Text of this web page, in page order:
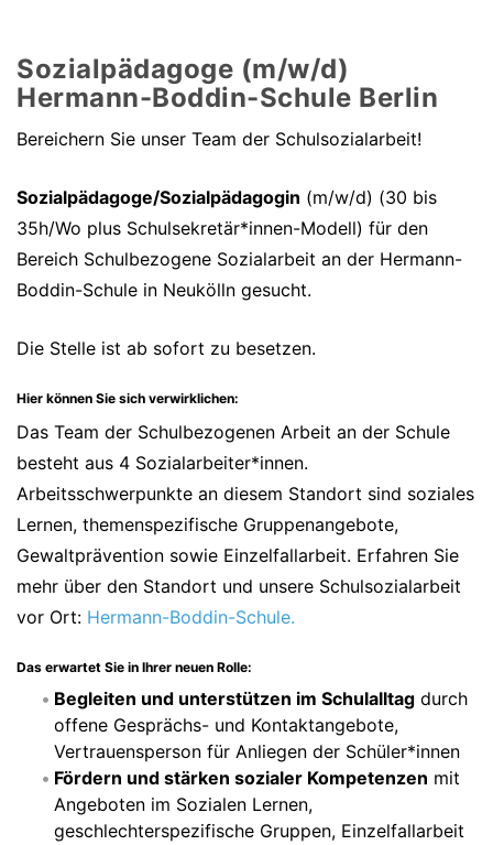
Sozialpädagoge (m/w/d)
Hermann-Boddin-Schule Berlin
Bereichern Sie unser Team der Schulsozialarbeit!
Sozialpädagoge/Sozialpädagogin (m/w/d) (30 bis
35h/Wo plus Schulsekretär*innen-Modell) für den
Bereich Schulbezogene Sozialarbeit an der Hermann-
Boddin-Schule in Neukölln gesucht.
Die Stelle ist ab sofort zu besetzen.
Hier können Sie sich verwirklichen:
Das Team der Schulbezogenen Arbeit an der Schule
besteht aus 4 Sozialarbeiter*innen.
Arbeitsschwerpunkte an diesem Standort sind soziales
Lernen, themenspezifische Gruppenangebote,
Gewaltprävention sowie Einzelfallarbeit. Erfahren Sie
mehr über den Standort und unsere Schulsozialarbeit
vor Ort: Hermann-Boddin-Schule.
Das erwartet Sie in Ihrer neuen Rolle:
Begleiten und unterstützen im Schulalltag durch
offene Gesprächs- und Kontaktangebote,
Vertrauensperson für Anliegen der Schüler*innen
Fördern und stärken sozialer Kompetenzen mit
Angeboten im Sozialen Lernen,
geschlechterspezifische Gruppen, Einzelfallarbeit